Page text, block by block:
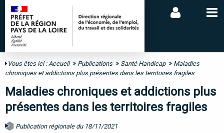
Vous êtes ici :Accueil Publications Santé Handicap
Maladies
chroniques et addictions plus présentes dans les territoires fragiles
Maladies chroniques et addictions plus
présentes dans les territoires fragiles
Publication régionale du 18/11/2021